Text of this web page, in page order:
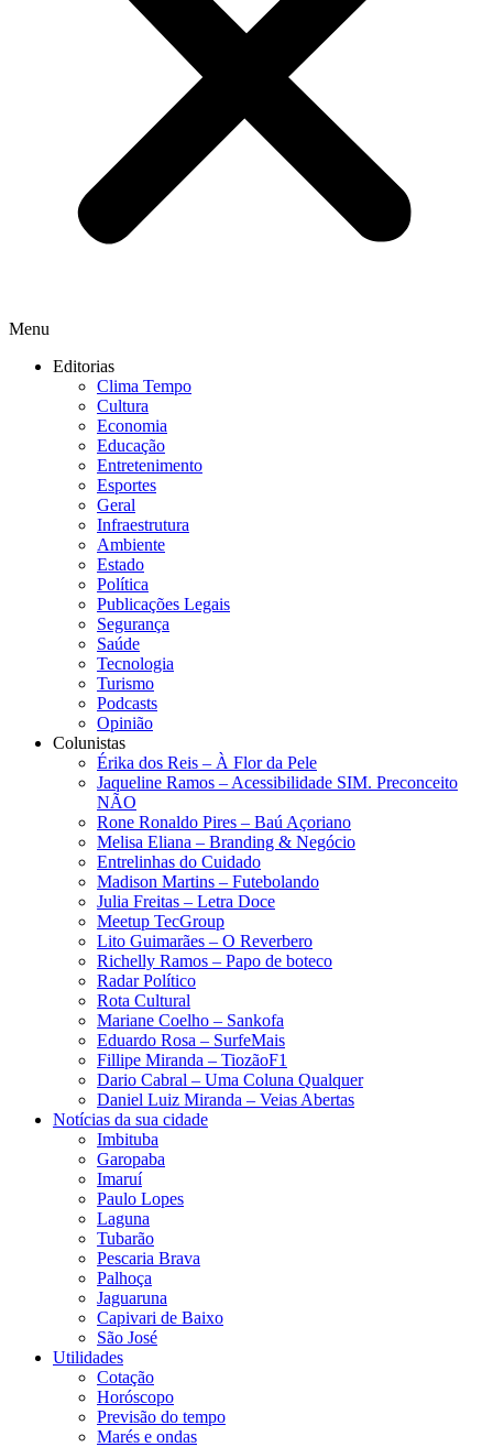
Menu
Editorias
Clima Tempo
Cultura
Economia
Educação
Entretenimento
Esportes
Geral
Infraestrutura
Ambiente
Estado
Política
Publicações Legais
Segurança
Saúde
Tecnologia
Turismo
Podcasts
Opinião
Colunistas
Érika dos Reis​ – À Flor da Pele
Jaqueline Ramos – Acessibilidade SIM. Preconceito
NÃO
Rone Ronaldo Pires – Baú Açoriano
Melisa Eliana – Branding & Negócio
Entrelinhas do Cuidado
Madison Martins – Futebolando
Julia Freitas​ – Letra Doce
Meetup TecGroup
Lito Guimarães – O Reverbero
Richelly Ramos​ – Papo de boteco
Radar Político
Rota Cultural
Mariane Coelho – Sankofa
Eduardo Rosa​ – SurfeMais
Fillipe Miranda – TiozãoF1
Dario Cabral – Uma Coluna Qualquer
Daniel Luiz Miranda – Veias Abertas
Notícias da sua cidade
Imbituba
Garopaba
Imaruí
Paulo Lopes
Laguna
Tubarão
Pescaria Brava
Palhoça
Jaguaruna
Capivari de Baixo
São José
Utilidades
Cotação
Horóscopo
Previsão do tempo
Marés e ondas